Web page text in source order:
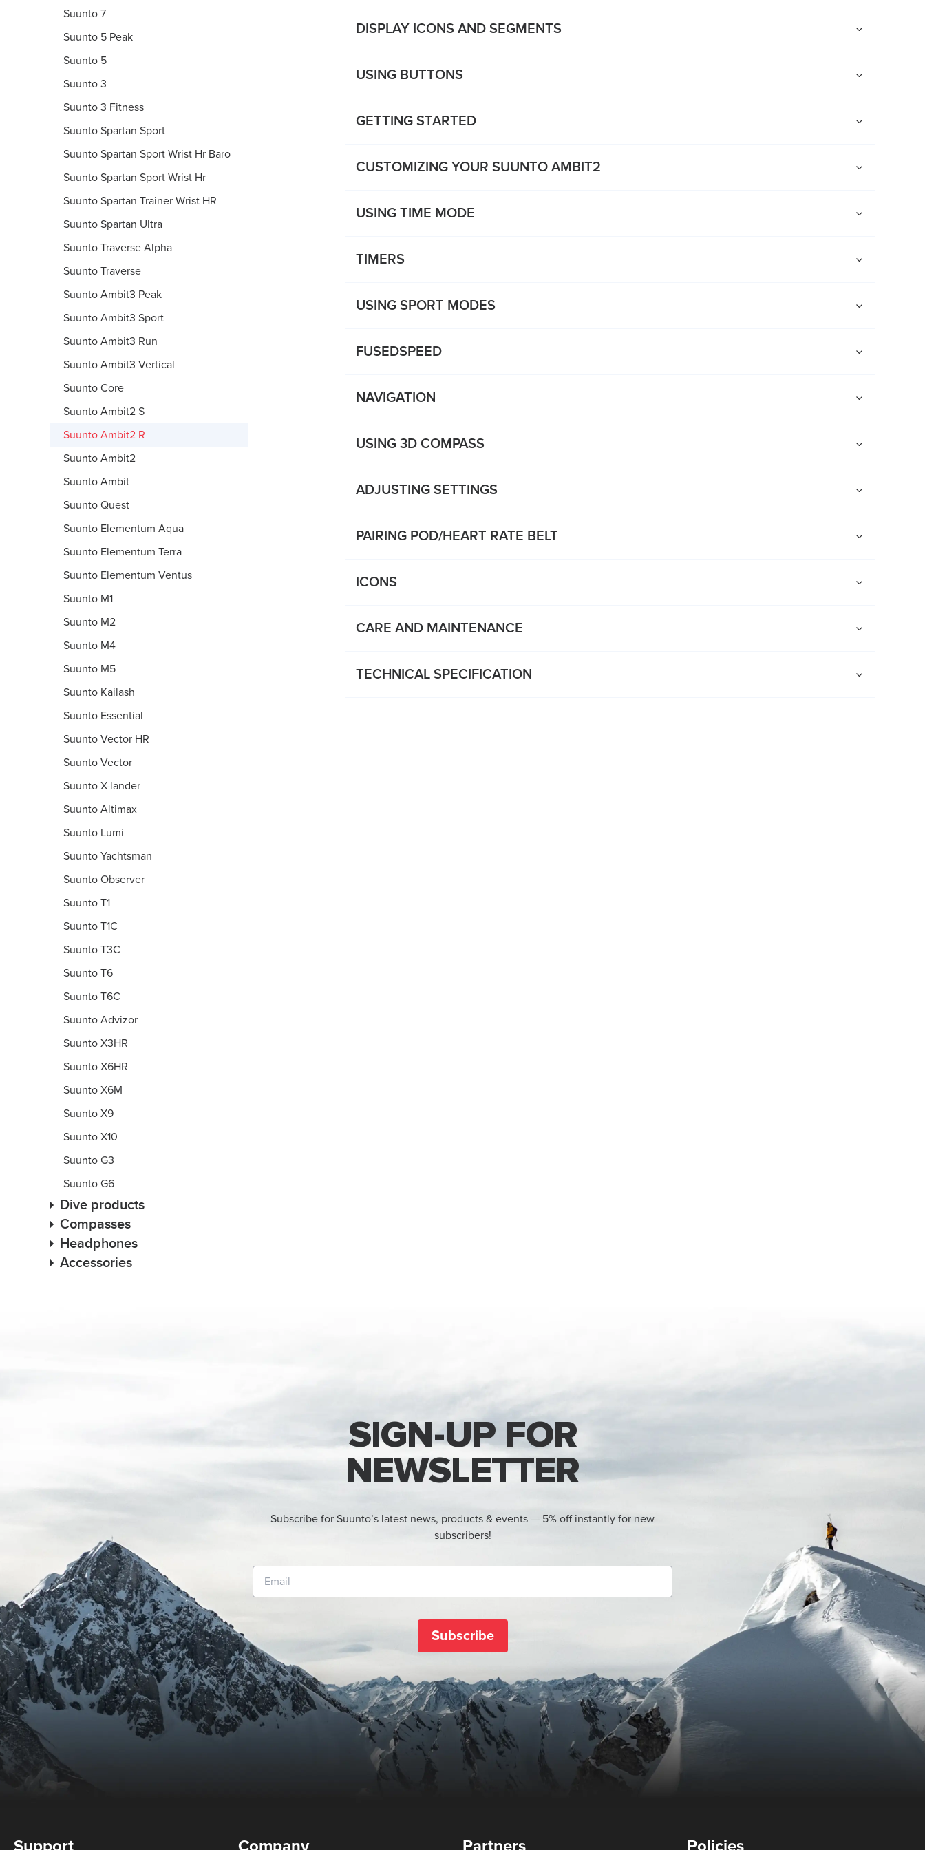
Suunto 7
Suunto 5 Peak
Suunto 5
Suunto 3
Suunto 3 Fitness
Suunto Spartan Sport
Suunto Spartan Sport Wrist Hr Baro
Suunto Spartan Sport Wrist Hr
Suunto Spartan Trainer Wrist HR
Suunto Spartan Ultra
Suunto Traverse Alpha
Suunto Traverse
Suunto Ambit3 Peak
Suunto Ambit3 Sport
Suunto Ambit3 Run
Suunto Ambit3 Vertical
Suunto Core
Suunto Ambit2 S
Suunto Ambit2 R
Suunto Ambit2
Suunto Ambit
Suunto Quest
Suunto Elementum Aqua
Suunto Elementum Terra
Suunto Elementum Ventus
Suunto M1
Suunto M2
Suunto M4
Suunto M5
Suunto Kailash
Suunto Essential
Suunto Vector HR
Suunto Vector
Suunto X-lander
Suunto Altimax
Suunto Lumi
Suunto Yachtsman
Suunto Observer
Suunto T1
Suunto T1C
Suunto T3C
Suunto T6
Suunto T6C
Suunto Advizor
Suunto X3HR
Suunto X6HR
Suunto X6M
Suunto X9
Suunto X10
Suunto G3
Suunto G6
Dive products
Compasses
Headphones
Accessories
DISPLAY ICONS AND SEGMENTS
USING BUTTONS
GETTING STARTED
CUSTOMIZING YOUR SUUNTO AMBIT2
USING TIME MODE
TIMERS
USING SPORT MODES
FUSEDSPEED
NAVIGATION
USING 3D COMPASS
ADJUSTING SETTINGS
PAIRING POD/HEART RATE BELT
ICONS
CARE AND MAINTENANCE
TECHNICAL SPECIFICATION
SIGN-UP FOR
NEWSLETTER
Subscribe for Suunto’s latest news, products & events — 5% off instantly for new
subscribers!
Subscribe
Support Company Partners Policies